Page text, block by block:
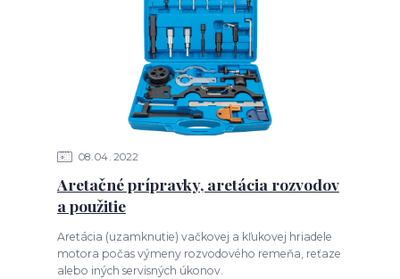
08 04 2022
Aretačné prípravky, aretácia rozvodov
a použitie
Aretácia (uzamknutie) vačkovej a kľukovej hriadele
motora počas výmeny rozvodového remeňa, reťaze
alebo iných servisných úkonov.